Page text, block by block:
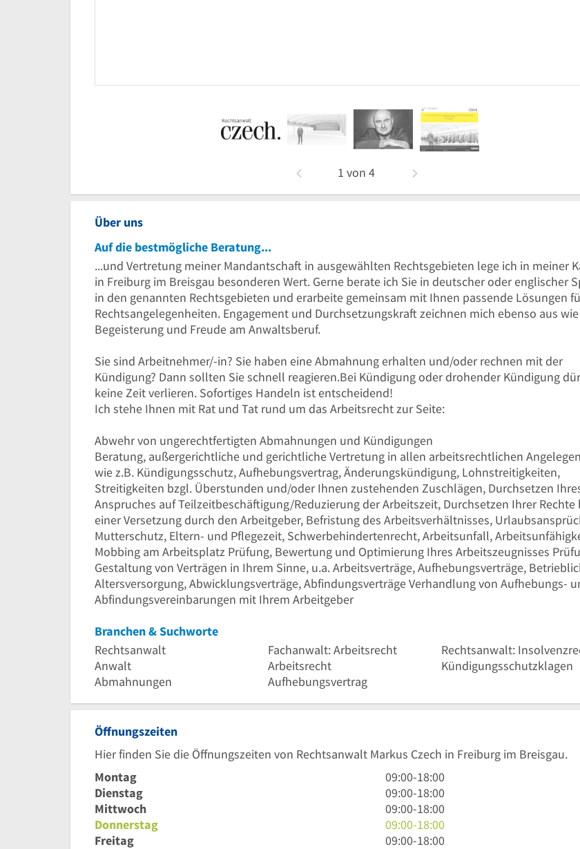
1 von 4
Über uns
Auf die bestmögliche Beratung...
...und Vertretung meiner Mandantschaft in ausgewählten Rechtsgebieten lege ich in meiner
in Freiburg im Breisgau besonderen Wert. Gerne berate ich Sie in deutscher oder englischer
in den genannten Rechtsgebieten und erarbeite gemeinsam mit Ihnen passende Lösungen
Rechtsangelegenheiten. Engagement und Durchsetzungskraft zeichnen mich ebenso aus
Begeisterung und Freude am Anwaltsberuf.
Sie sind Arbeitnehmer/-in? Sie haben eine Abmahnung erhalten und/oder rechnen mit der
Kündigung? Dann sollten Sie schnell reagieren.Bei Kündigung oder drohender Kündigung
keine Zeit verlieren. Sofortiges Handeln ist entscheidend!
Ich stehe Ihnen mit Rat und Tat rund um das Arbeitsrecht zur Seite:
Abwehr von ungerechtfertigten Abmahnungen und Kündigungen
Beratung, außergerichtliche und gerichtliche Vertretung in allen arbeitsrechtlichen
wie z.B. Kündigungsschutz, Aufhebungsvertrag, Änderungskündigung, Lohnstreitigkeiten,
Streitigkeiten bzgl. Überstunden und/oder Ihnen zustehenden Zuschlägen, Durchsetzen
Anspruches auf Teilzeitbeschäftigung/Reduzierung der Arbeitszeit, Durchsetzen Ihrer Rechte
einer Versetzung durch den Arbeitgeber, Befristung des Arbeitsverhältnisses,
Mutterschutz, Eltern- und Pflegezeit, Schwerbehindertenrecht, Arbeitsunfall,
Mobbing am Arbeitsplatz Prüfung, Bewertung und Optimierung Ihres Arbeitszeugnisses
Gestaltung von Verträgen in Ihrem Sinne, u.a. Arbeitsverträge, Aufhebungsverträge,
Altersversorgung, Abwicklungsverträge, Abfindungsverträge Verhandlung von Aufhebungs-
Abfindungsvereinbarungen mit Ihrem Arbeitgeber
Branchen & Suchworte
Rechtsanwalt
Fachanwalt: Arbeitsrecht
Rechtsanwalt:
Anwalt
Arbeitsrecht
Kündigungsschutzklagen
Abmahnungen
Aufhebungsvertrag
Öffnungszeiten
Hier finden Sie die Öffnungszeiten von Rechtsanwalt Markus Czech in Freiburg im Breisgau.
Montag
9
Uhr
bis
18
Uhr
09:00-18:00
Dienstag
9
Uhr
bis
18
09:00-18:00
Mittwoch
9
Uhr
bis
09:00-18:00
Donnerstag
9
Uhr
09:00-18:00
Freitag
9
09:00-18:00